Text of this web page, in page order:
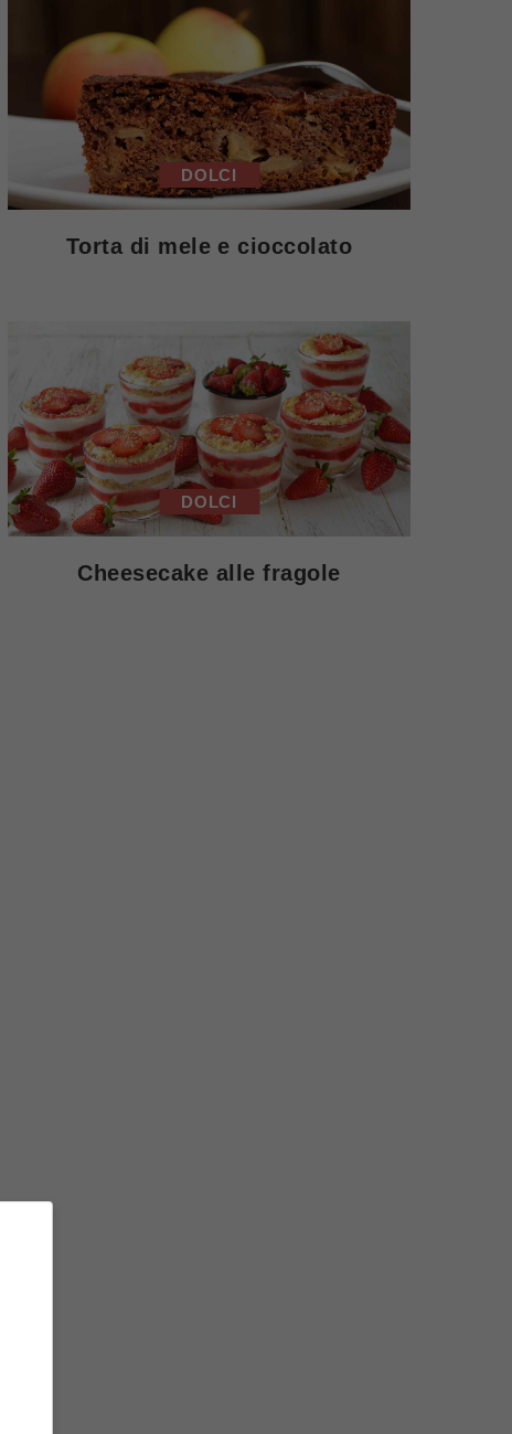
DOLCI
Torta di mele e cioccolato
DOLCI
Cheesecake alle fragole